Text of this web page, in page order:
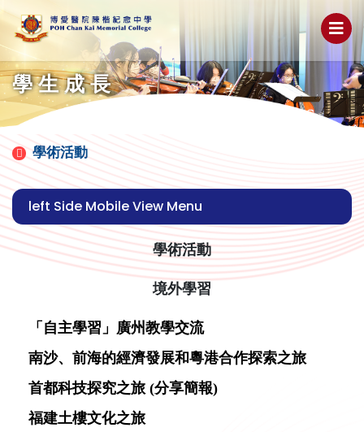
學生成長
學術活動
left Side Mobile View Menu
學術活動
境外學習
「自主學習」廣州教學交流
南沙、前海的經濟發展和粵港合作探索之旅
首都科技探究之旅 (分享簡報)
福建土樓文化之旅